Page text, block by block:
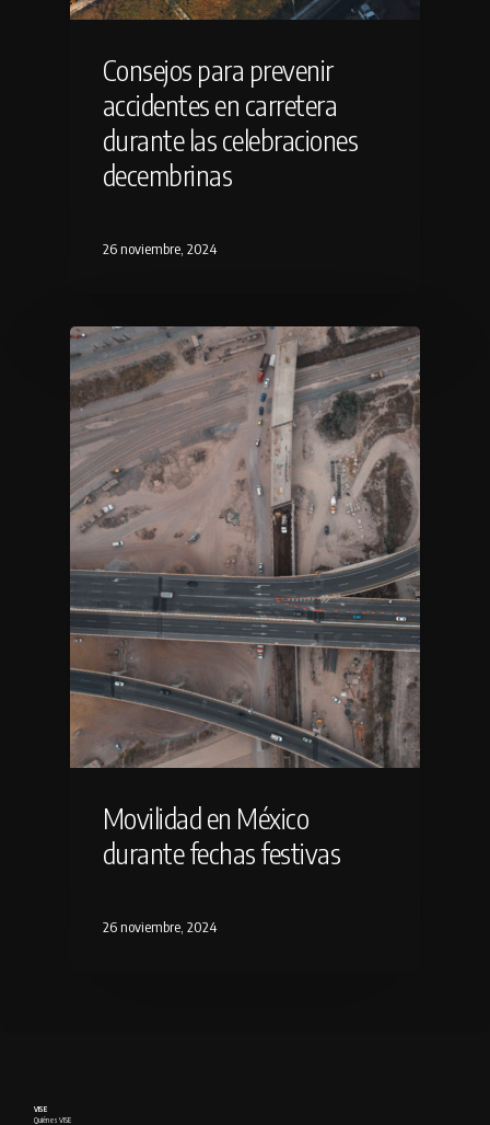
Consejos para prevenir
accidentes en carretera
durante las celebraciones
decembrinas
26 noviembre, 2024
Movilidad en México
durante fechas festivas
26 noviembre, 2024
VISE
Quién es VISE